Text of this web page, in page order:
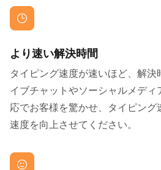
より速い解決時間
タイピング速度が速いほど、解
イブチャットやソーシャルメデ
応でお客様を驚かせ、タイピン
速度を向上させてください。